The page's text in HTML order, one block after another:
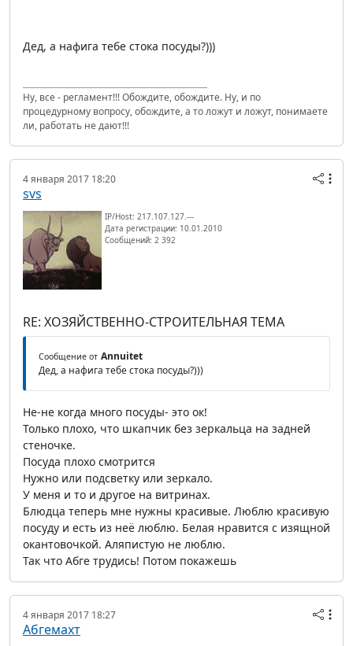
Дед, а нафига тебе стока посуды?)))
Ну, все - регламент!!! Обождите, обождите. Ну, и по
процедурному вопросу, обождите, а то ложут и ложут, понимаете
ли, работать не дают!!!
4 января 2017 18:20
svs
IP/Host: 217.107.127.---
Дата регистрации: 10.01.2010
Сообщений: 2 392
RE: ХОЗЯЙСТВЕННО-СТРОИТЕЛЬНАЯ ТЕМА
Сообщение от Annuitet
Дед, а нафига тебе стока посуды?)))
Не-не когда много посуды- это ок!
Только плохо, что шкапчик без зеркальца на задней
стеночке.
Посуда плохо смотрится
Нужно или подсветку или зеркало.
У меня и то и другое на витринах.
Блюдца теперь мне нужны красивые. Люблю красивую
посуду и есть из неё люблю. Белая нравится с изящной
окантовочкой. Аляпистую не люблю.
Так что Абге трудись! Потом покажешь
4 января 2017 18:27
Абгемахт